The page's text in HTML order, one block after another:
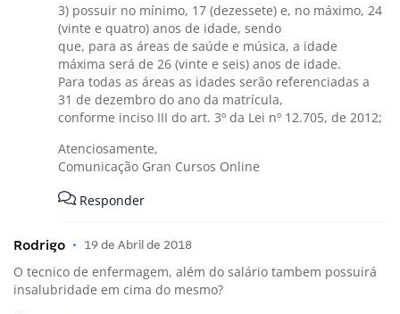
3) possuir no mínimo, 17 (dezessete) e, no máximo, 24
(vinte e quatro) anos de idade, sendo
que, para as áreas de saúde e música, a idade
máxima será de 26 (vinte e seis) anos de idade.
Para todas as áreas as idades serão referenciadas a
31 de dezembro do ano da matrícula,
conforme inciso III do art. 3º da Lei nº 12.705, de 2012;
Atenciosamente,
Comunicação Gran Cursos Online
Responder
Rodrigo • 19 de Abril de 2018
O tecnico de enfermagem, além do salário tambem possuirá
insalubridade em cima do mesmo?